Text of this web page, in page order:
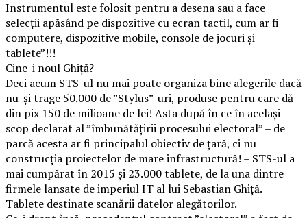
Instrumentul este folosit pentru a desena sau a face
selecții apăsând pe dispozitive cu ecran tactil, cum ar fi
computere, dispozitive mobile, console de jocuri și
tablete”!!!
Cine-i noul Ghiță?
Deci acum STS-ul nu mai poate organiza bine alegerile dacă
nu-și trage 50.000 de ”Stylus”-uri, produse pentru care dă
din pix 150 de milioane de lei! Asta după în ce în același
scop declarat al ”îmbunătățirii procesului electoral” – de
parcă acesta ar fi principalul obiectiv de țară, ci nu
construcția proiectelor de mare infrastructură! – STS-ul a
mai cumpărat în 2015 și 23.000 tablete, de la una dintre
firmele lansate de imperiul IT al lui Sebastian Ghiță.
Tablete destinate scanării datelor alegătorilor.